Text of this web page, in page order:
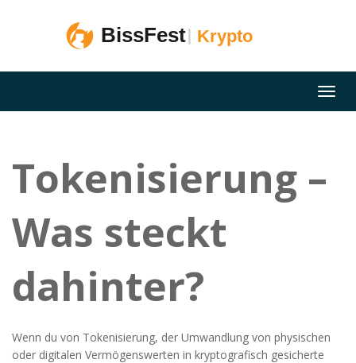
Tokenisierung –
Was steckt
dahinter?
Wenn du von Tokenisierung, der Umwandlung von physischen
oder digitalen Vermögenswerten in kryptografisch gesicherte